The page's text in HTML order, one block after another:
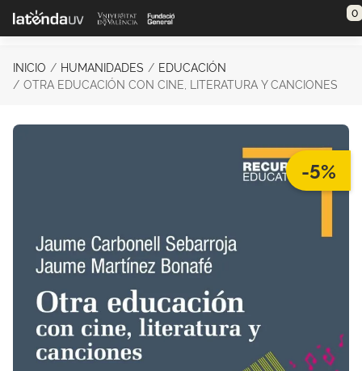
Saltar al contenido principal 0
INICIO HUMANIDADES
EDUCACIÓN
OTRA EDUCACIÓN CON CINE, LITERATURA Y CANCIONES
-5%